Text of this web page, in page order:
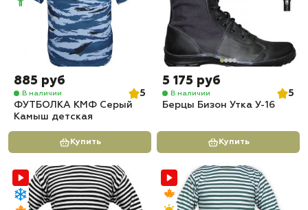
885 руб
В наличии
5
ФУТБОЛКА КМФ Серый
Камыш детская
Купить
5 175 руб
В наличии
5
Берцы Бизон Утка У-16
Купить